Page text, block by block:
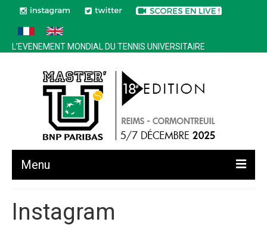
L’EVENEMENT MONDIAL DU TENNIS UNIVERSITAIRE
Menu
Edition 2025
Instagram